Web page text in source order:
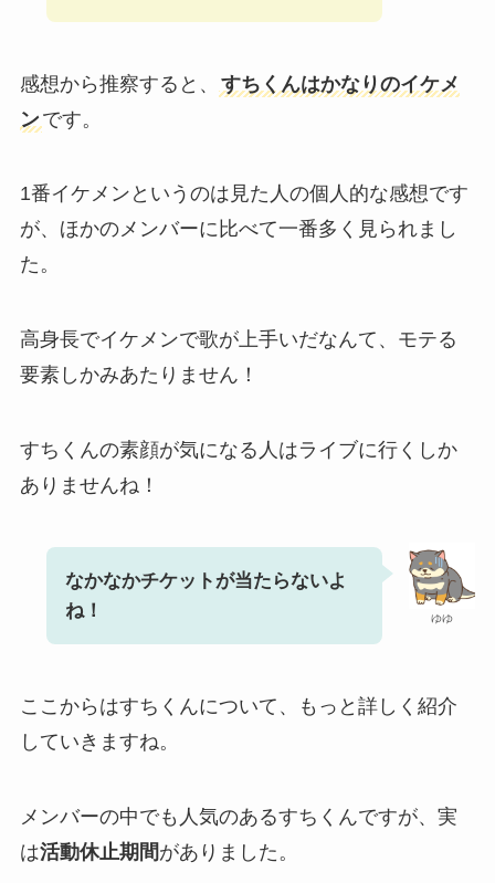
感想から推察すると、
すちくんはかなりのイケメ
ンです。
1番イケメンというのは見た人の個人的な感想です
が、ほかのメンバーに比べて一番多く見られまし
た。
高身長でイケメンで歌が上手いだなんて、モテる
要素しかみあたりません！
すちくんの素顔が気になる人はライブに行くしか
ありませんね！
ゆゆ
なかなかチケットが当たらないよ
ね！
ここからはすちくんについて、もっと詳しく紹介
していきますね。
メンバーの中でも人気のあるすちくんですが、実
は活動休止期間がありました。